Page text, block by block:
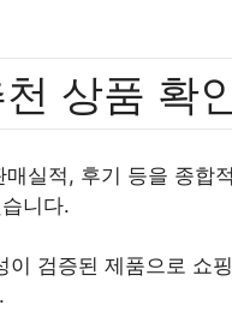
상품 확
실적, 후기 등을 종합
니다.
검증된 제품으로 쇼